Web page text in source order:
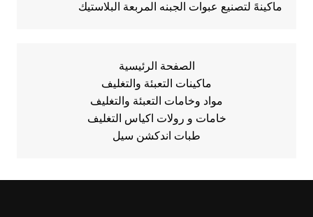
ماكينهً لتصنيع عبوات الجبنه المربعة البلاستيك
الصفحة الرئيسية
ماكينات التعبئة والتغليف
مواد وخامات التعبئة والتغليف
خامات و رولات اكياس التغليف
طبات اندكشن سيل